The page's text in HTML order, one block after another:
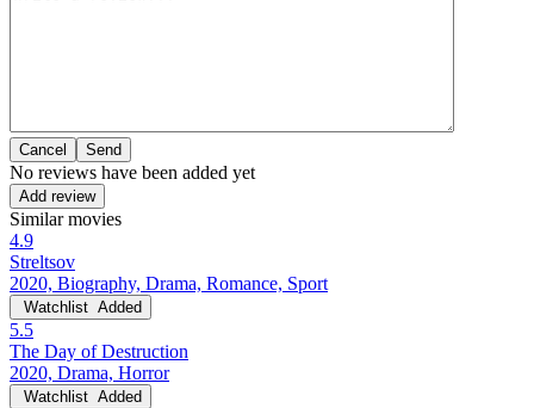
Cancel
No reviews have been added yet
Add review
Similar movies
4.9
Streltsov
2020, Biography, Drama, Romance, Sport
Watchlist Added
5.5
The Day of Destruction
2020, Drama, Horror
Watchlist Added